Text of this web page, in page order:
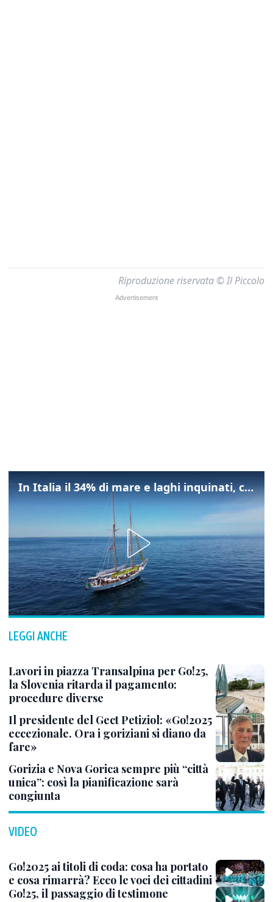
Riproduzione riservata © Il Piccolo
In Italia il 34% di mare e laghi inquinati, colpa della maladepurazione
LEGGI ANCHE
Lavori in piazza Transalpina per Go!25,
la Slovenia ritarda il pagamento:
procedure diverse
Il presidente del Gect Petiziol: «Go!2025
eccezionale. Ora i goriziani si diano da
fare»
Gorizia e Nova Gorica sempre più “città
unica”: così la pianificazione sarà
congiunta
VIDEO
Go!2025 ai titoli di coda: cosa ha portato
e cosa rimarrà? Ecco le voci dei cittadini
Go!25, il passaggio di testimone